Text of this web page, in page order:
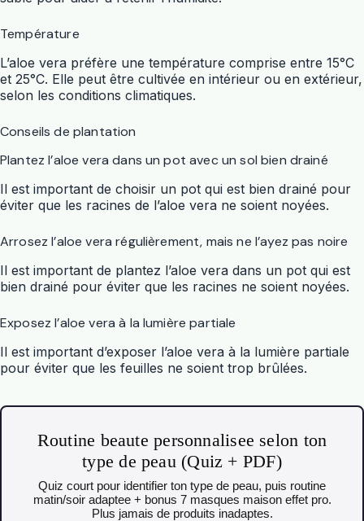
Température
L’aloe vera préfère une température comprise entre 15°C
et 25°C. Elle peut être cultivée en intérieur ou en extérieur,
selon les conditions climatiques.
Conseils de plantation
Plantez l’aloe vera dans un pot avec un sol bien drainé
Il est important de choisir un pot qui est bien drainé pour
éviter que les racines de l’aloe vera ne soient noyées.
Arrosez l’aloe vera régulièrement, mais ne l’ayez pas noire
Il est important de plantez l’aloe vera dans un pot qui est
bien drainé pour éviter que les racines ne soient noyées.
Exposez l’aloe vera à la lumière partiale
Il est important d’exposer l’aloe vera à la lumière partiale
pour éviter que les feuilles ne soient trop brûlées.
Routine beaute personnalisee selon ton
type de peau (Quiz + PDF)
Quiz court pour identifier ton type de peau, puis routine
matin/soir adaptee + bonus 7 masques maison effet pro.
Plus jamais de produits inadaptes.